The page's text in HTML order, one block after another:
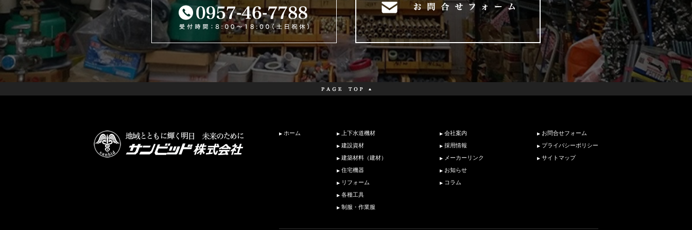
ホーム
上下水道機材
建設資材
建築材料（建材）
住宅機器
リフォーム
各種工具
制服・作業服
会社案内
採用情報
メーカーリンク
お知らせ
コラム
お問合せフォーム
プライバシーポリシー
サイトマップ